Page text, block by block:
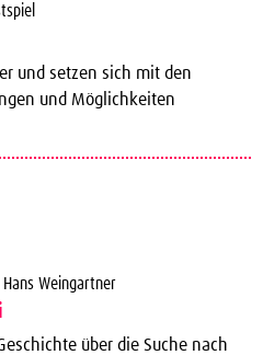
und setzen sich mit den
und Möglichkeiten
Weingartner
über die Suche nach